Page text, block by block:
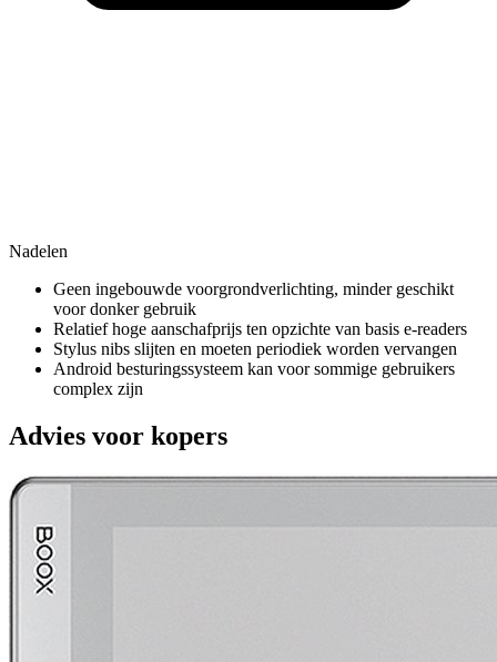
Nadelen
Geen ingebouwde voorgrondverlichting, minder geschikt
voor donker gebruik
Relatief hoge aanschafprijs ten opzichte van basis e-readers
Stylus nibs slijten en moeten periodiek worden vervangen
Android besturingssysteem kan voor sommige gebruikers
complex zijn
Advies voor kopers